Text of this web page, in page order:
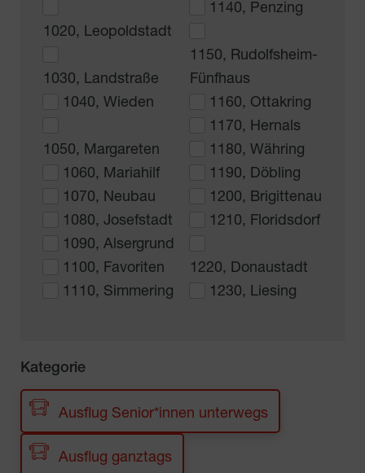
1020, Leopoldstadt
1030, Landstraße
1040, Wieden
1050, Margareten
1060, Mariahilf
1070, Neubau
1080, Josefstadt
1090, Alsergrund
1100, Favoriten
1110, Simmering
1140, Penzing
1150, Rudolfsheim-
Fünfhaus
1160, Ottakring
1170, Hernals
1180, Währing
1190, Döbling
1200, Brigittenau
1210, Floridsdorf
1220, Donaustadt
1230, Liesing
Kategorie
Ausflug Senior*innen unterwegs
Ausflug ganztags